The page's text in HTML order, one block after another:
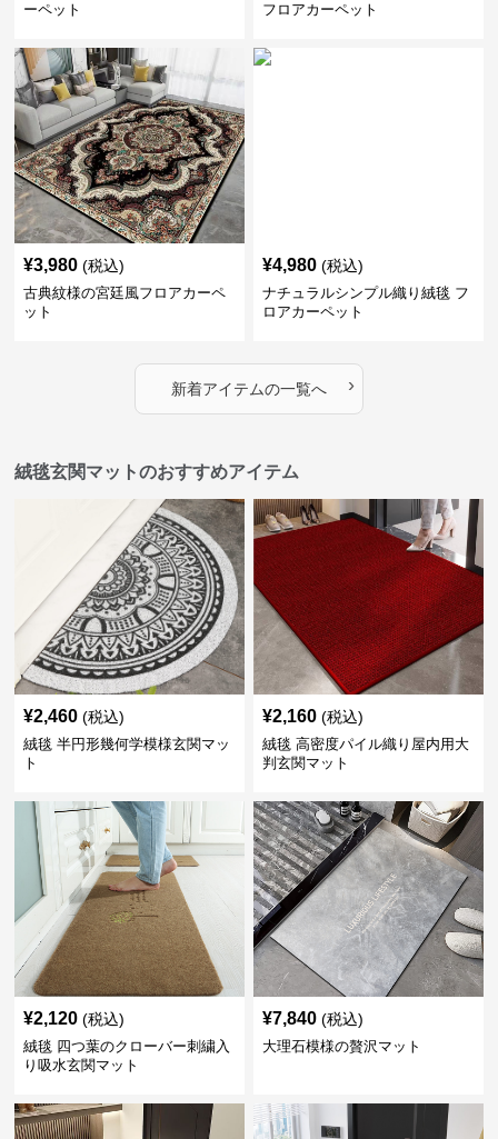
ーペット
フロアカーペット
¥3,980 (税込)
古典紋様の宮廷風フロアカーペ
ット
¥4,980 (税込)
ナチュラルシンプル織り絨毯 フ
ロアカーペット
新着アイテムの一覧へ ›
絨毯玄関マットのおすすめアイテム
¥2,460 (税込)
絨毯 半円形幾何学模様玄関マッ
ト
¥2,160 (税込)
絨毯 高密度パイル織り屋内用大
判玄関マット
¥2,120 (税込)
絨毯 四つ葉のクローバー刺繍入
り吸水玄関マット
¥7,840 (税込)
大理石模様の贅沢マット